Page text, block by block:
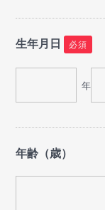
生年月日 必須
年
年齢（歳）